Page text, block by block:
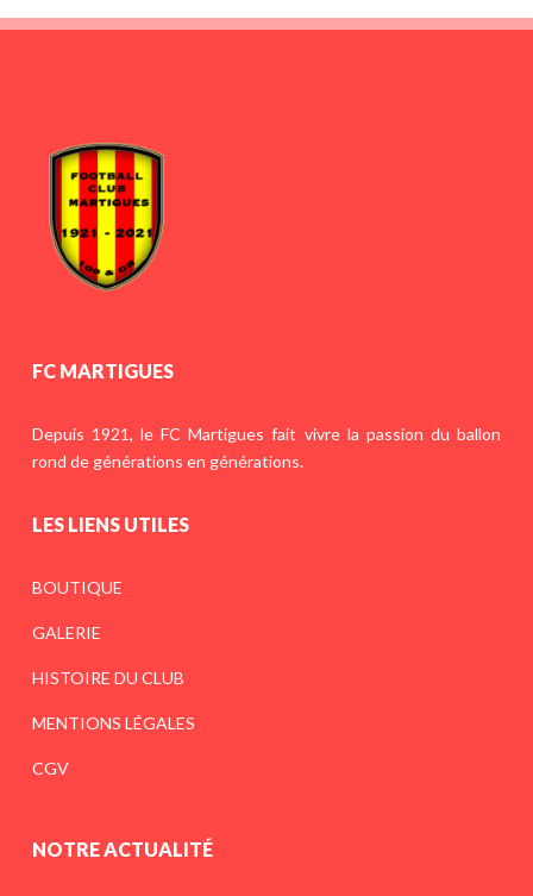
FC MARTIGUES
Depuis 1921, le FC Martigues fait vivre la passion du ballon
rond de générations en générations.
LES LIENS UTILES
BOUTIQUE
GALERIE
HISTOIRE DU CLUB
MENTIONS LÉGALES
CGV
NOTRE ACTUALITÉ